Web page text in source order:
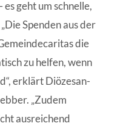
geht um schnelle,
Spenden aus der
die
zu helfen, wenn
erklärt Diözesan-
„Zudem
ausreichend